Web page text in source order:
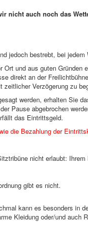
nicht auch noch das
jedoch bestrebt, bei
und aus guten Gründen
direkt an der
Verzögerung zu
werden, erhalten Sie
Pause abgebrochen
das Eintrittsgeld.
die Bezahlung der
nicht erlaubt:
gibt es nicht.
kann es besonders in
Kleidung oder/und